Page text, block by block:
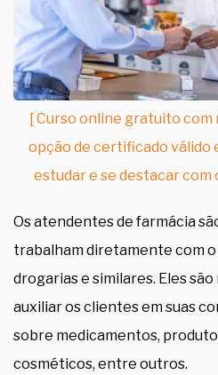
[ Curso online gratuito com
opção de certificado válido
estudar e se destacar com
Os atendentes de farmácia
trabalham diretamente com
drogarias e similares. Eles
auxiliar os clientes em suas
sobre medicamentos,
cosméticos, entre outros.